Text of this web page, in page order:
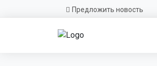
Предложить новость